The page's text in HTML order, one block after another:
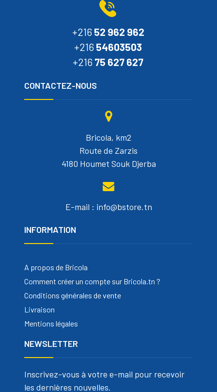
+216 52 962 962
+216 54603503
+216 75 627 627
CONTACTEZ-NOUS
Bricola, km2
Route de Zarzis
4180 Houmet Souk Djerba
E-mail : info@bstore.tn
INFORMATION
A propos de Bricola
Comment créer un compte sur Bricola.tn ?
Conditions générales de vente
Livraison
Mentions légales
NEWSLETTER
Inscrivez-vous à votre e-mail pour recevoir
les dernières nouvelles.